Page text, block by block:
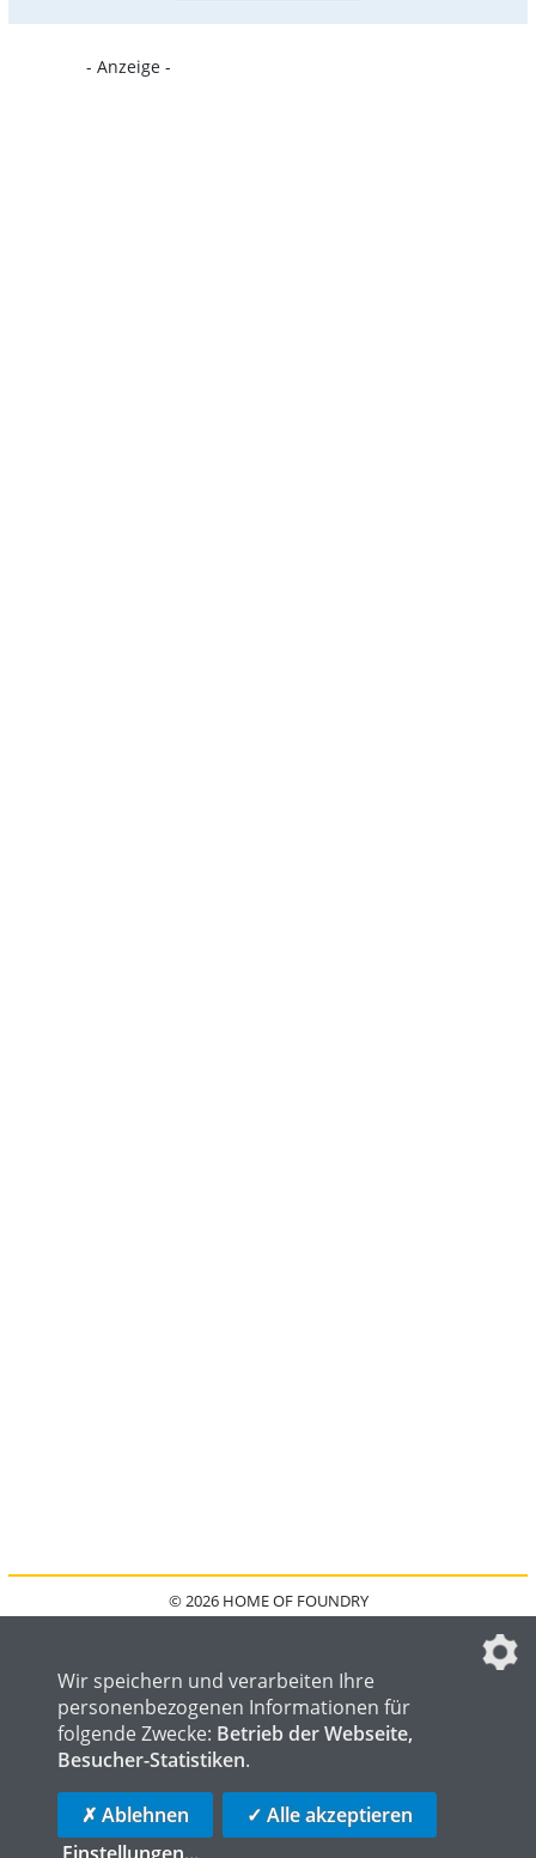
- Anzeige -
© 2026 HOME OF FOUNDRY
DATENSCHUTZEINSTELLUNGEN
HOME OF WELDING
HOME OF LOGISTICS
Wir speichern und verarbeiten Ihre
personenbezogenen Informationen für
folgende Zwecke: Betrieb der Webseite,
Besucher-Statistiken.
✗ Ablehnen
✓ Alle akzeptieren